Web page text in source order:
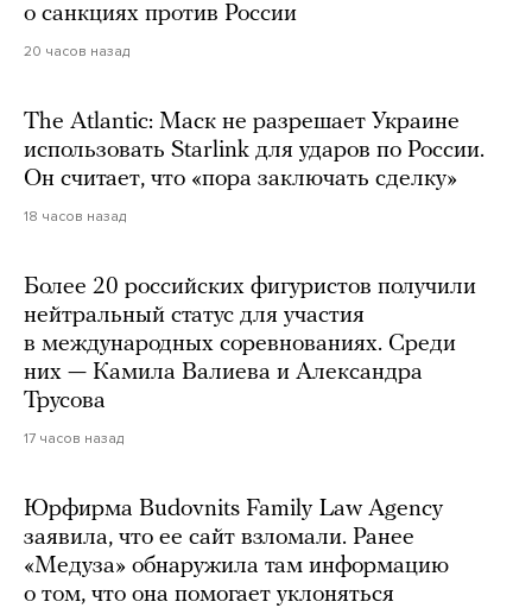
о санкциях против России
20 часов назад
The Atlantic: Маск не разрешает Украине
использовать Starlink для ударов по России.
Он считает, что «пора заключать сделку»
18 часов назад
Более 20 российских фигуристов получили
нейтральный статус для участия
в международных соревнованиях. Среди
них — Камила Валиева и Александра
Трусова
17 часов назад
Юрфирма Budovnits Family Law Agency
заявила, что ее сайт взломали. Ранее
«Медуза» обнаружила там информацию
о том, что она помогает уклоняться